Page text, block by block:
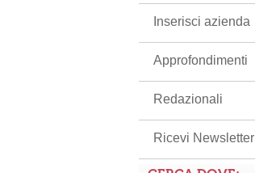
Inserisci azienda
Approfondimenti
Redazionali
Ricevi Newsletter